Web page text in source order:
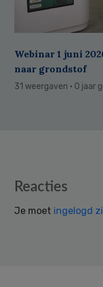
Webinar 1 juni
naar grondstof
31 weergaven · 0 jaar
Reader
Reacties
Je moet ingelogd